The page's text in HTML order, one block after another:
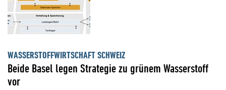
WASSERSTOFFWIRTSCHAFT SCHWEIZ
Beide Basel legen Strategie zu grünem Wasserstoff
vor